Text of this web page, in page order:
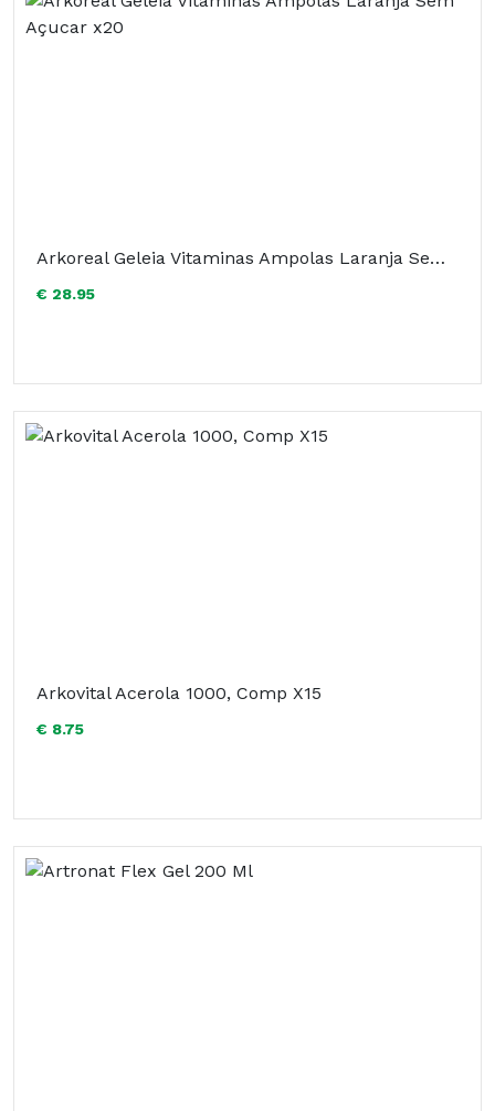
Arkoreal Geleia Vitaminas Ampolas Laranja Sem Açucar x20
€ 28.95
Arkovital Acerola 1000, Comp X15
€ 8.75